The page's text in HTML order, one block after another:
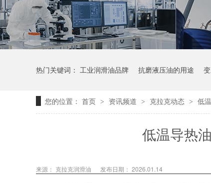
热门关键词： 工业润滑油品牌 抗磨液压油的用途
您的位置： 首页 > 资讯频道 > 克拉克动态 > 低
低温导热
来源： 克拉克润滑油 发布日期： 2026.01.14